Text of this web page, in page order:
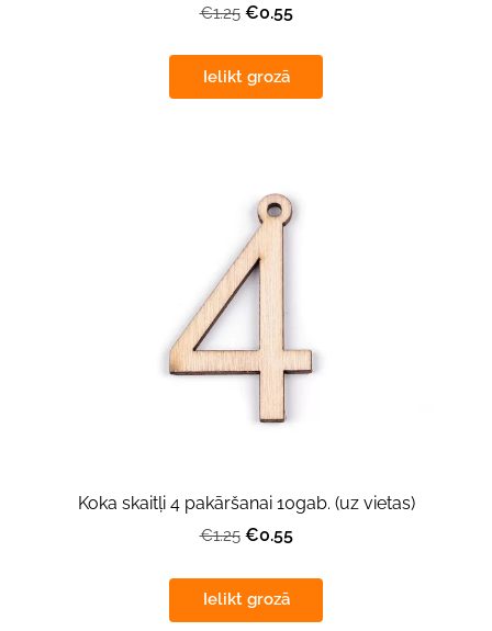
€1.25 €0.55
Ielikt grozā
Koka skaitļi 4 pakāršanai 10gab. (uz vietas)
€1.25 €0.55
Ielikt grozā